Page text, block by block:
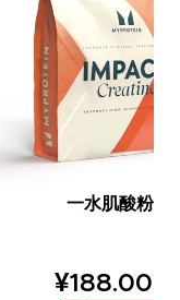
一水肌酸粉
¥188.00‎